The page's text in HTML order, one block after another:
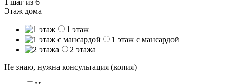
Этаж дома
1 этаж
1 этаж с мансардой
2 этажа
Не знаю, нужна консультация (копия)